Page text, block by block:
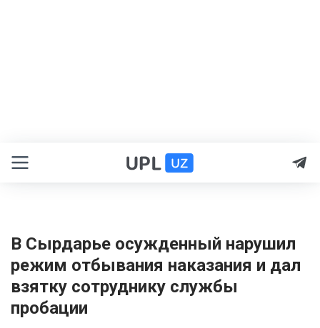
В Сырдарье осужденный нарушил
режим отбывания наказания и дал
взятку сотруднику службы
пробации